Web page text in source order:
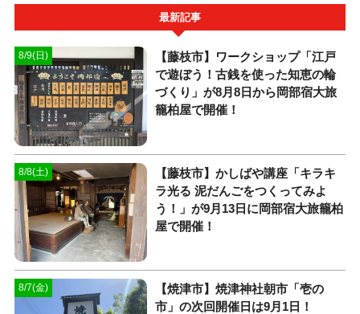
最新記事
8/9(日)
【藤枝市】ワークショップ「江戸
で遊ぼう！古銭を使った知恵の輪
づくり」が8月8日から岡部宿大旅
籠柏屋で開催！
8/8(土)
【藤枝市】かしばや講座「キラキ
ラ光る 泥だんごをつくってみよ
う！」が9月13日に岡部宿大旅籠柏
屋で開催！
8/7(金)
【焼津市】焼津神社朝市「壱の
市」の次回開催日は9月1日！